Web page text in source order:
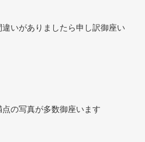
いがありましたら申し訳御座い
の写真が多数御座います